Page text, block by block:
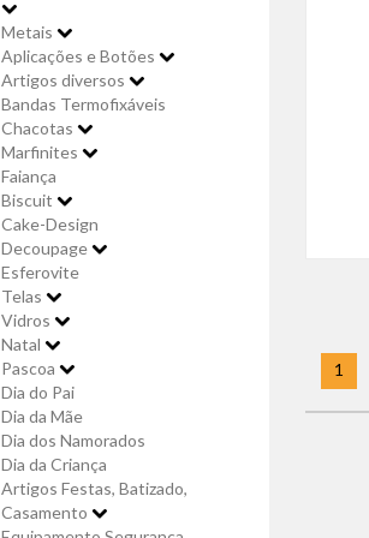
Metais
Aplicações e Botões
Artigos diversos
Bandas Termofixáveis
Chacotas
Marfinites
Faiança
Biscuit
Cake-Design
Decoupage
Esferovite
Telas
Vidros
Natal
Pascoa
Dia do Pai
Dia da Mãe
Dia dos Namorados
Dia da Criança
Artigos Festas, Batizado,
Casamento
1